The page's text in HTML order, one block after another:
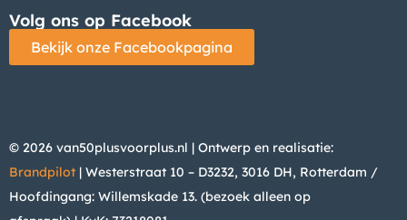
Volg ons op Facebook
Bekijk onze Facebookpagina
© 2026 van50plusvoorplus.nl | Ontwerp en realisatie:
Brandpilot | Westerstraat 10 – D3232, 3016 DH, Rotterdam /
Hoofdingang: Willemskade 13. (bezoek alleen op